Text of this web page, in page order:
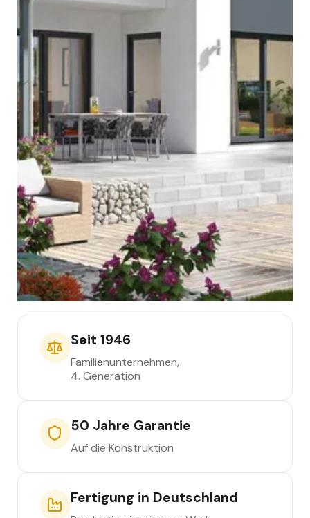
Seit 1946
Familienunternehmen,
4. Generation
50 Jahre Garantie
Auf die Konstruktion
Fertigung in Deutschland